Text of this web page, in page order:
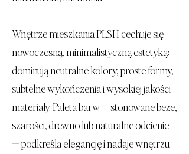
Wnętrze mieszkania PLSH cechuje się
nowoczesną, minimalistyczną estetyką:
dominują neutralne kolory, proste formy,
subtelne wykończenia i wysokiej jakości
materiały. Paleta barw — stonowane beże,
szarości, drewno lub naturalne odcienie
— podkreśla elegancję i nadaje wnętrzu